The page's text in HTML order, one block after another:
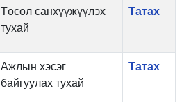
Төсөл санхүүжүүлэх
тухай
Татах
Ажлын хэсэг
байгуулах тухай
Татах